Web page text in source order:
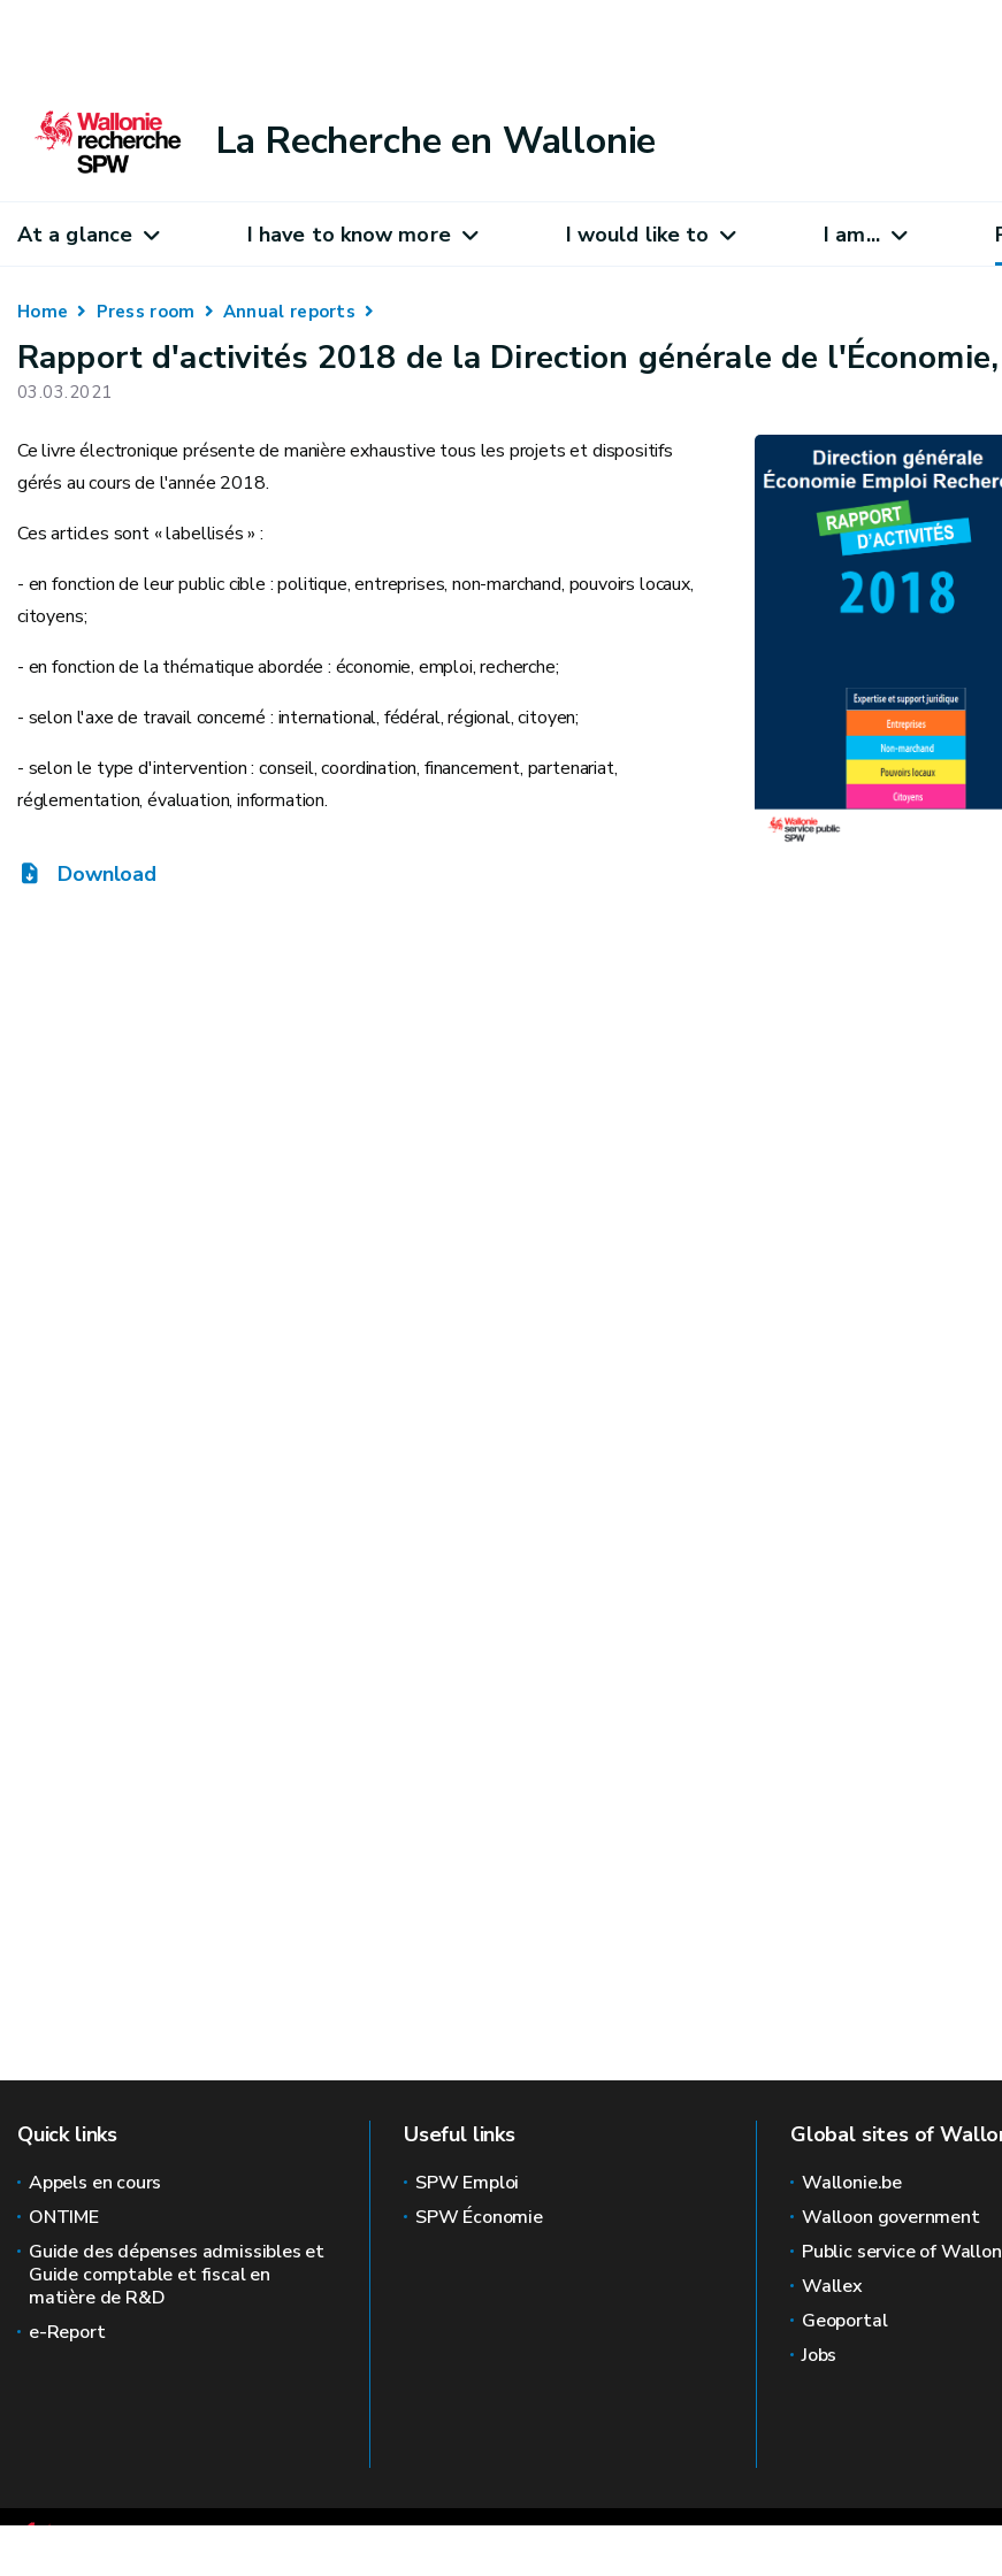
La Recherche en Wallonie
At a glance I have to know more I would like to I am...
Home Press room Annual reports
Rapport d'activités 2018 de la Direction générale de
03.03.2021
Ce livre électronique présente de manière exhaustive tous les projets et dispositifs
gérés au cours de l'année 2018.
Ces articles sont « labellisés » :
- en fonction de leur public cible : politique, entreprises, non-marchand, pouvoirs locaux,
citoyens;
- en fonction de la thématique abordée : économie, emploi, recherche;
- selon l'axe de travail concerné : international, fédéral, régional, citoyen;
- selon le type d'intervention : conseil, coordination, financement, partenariat,
réglementation, évaluation, information.
Download
Quick links
Appels en cours
ONTIME
Guide des dépenses admissibles et
Guide comptable et fiscal en
matière de R&D
e-Report
Useful links
SPW Emploi
SPW Économie
Global sites of
Wallonie.be
Walloon government
Public service of
Wallex
Geoportal
Jobs